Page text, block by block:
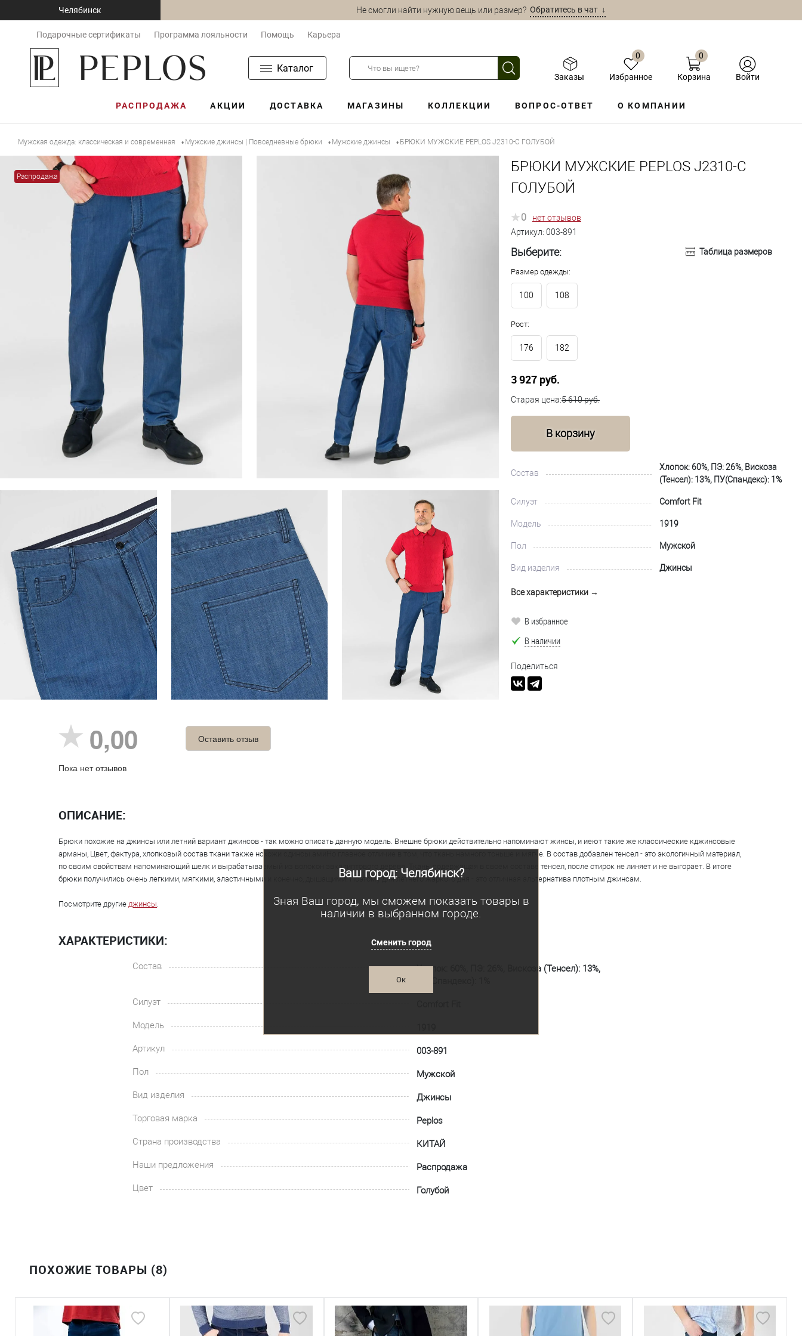
Челябинск
Ваш город: Челябинск?
Зная Ваш город, мы сможем показать товары в
наличии в выбранном городе.
Сменить город
Ок
Не смогли найти нужную вещь или размер?Обратитесь в чат ↓
Подарочные сертификаты Программа лояльности Помощь Карьера
Каталог
Заказы
0
Избранное
0
Корзина Войти
РАСПРОДАЖА АКЦИИ ДОСТАВКА МАГАЗИНЫ КОЛЛЕКЦИИ ВОПРОС-ОТВЕТ О КОМПАНИИ
Мужская одежда: классическая и современная • Мужские джинсы | Повседневные брюки • Мужские джинсы • БРЮКИ МУЖСКИЕ PEPLOS J2310-С ГОЛУБОЙ
Распродажа
БРЮКИ МУЖСКИЕ PEPLOS J2310-С
ГОЛУБОЙ
0
нет отзывов
Артикул: 003-891
Выберите: Таблица размеров
Размер одежды:
100 108
Рост:
176 182
3 927 руб.
Старая цена:5 610 руб.
В корзину
Состав
Хлопок: 60%, ПЭ: 26%, Вискоза
(Тенсел): 13%, ПУ(Спандекс): 1%
Силуэт Comfort Fit
Модель 1919
Пол Мужской
Вид изделия Джинсы
Все характеристики →
В избранное
В наличии
Поделиться
0,00
Пока нет отзывов
Оставить отзыв
ОПИСАНИЕ:
Брюки похожие на джинсы или летний вариант джинсов - так можно описать данную модель. Внешне брюки действительно напоминают жинсы, и иеют такие же классические кджинсовые
арманы, Цвет, фактура, хлопковый состав ткани также нсхожи сдинсы.амиНо главное отличие в том, что ткань намного тоньше и мягче. В состав добавлен тенсел - это экологичный материал,
по своим свойствам напоминающий шелк и вырабатываемый из волокон эвкалиптового дерева. Ткань, содержащая в своем составе тенсел, после стирок не линяет и не выгорает. В итоге
брюки получились очень легкими, мягкими, эластичными и конечно, дышащими. Поэтому для летнего жаркого дня - это отличная альтернатива плотным джинсам.
Посмотрите другие джинсы.
ХАРАКТЕРИСТИКИ:
Состав
Хлопок: 60%, ПЭ: 26%, Вискоза (Тенсел): 13%,
Силуэт
Модель
Артикул
003-891
Пол
Мужской
Вид изделия
Джинсы
Торговая марка
Peplos
Страна производства
КИТАЙ
Наши предложения
Распродажа
Цвет
Голубой
ПОХОЖИЕ ТОВАРЫ (8)